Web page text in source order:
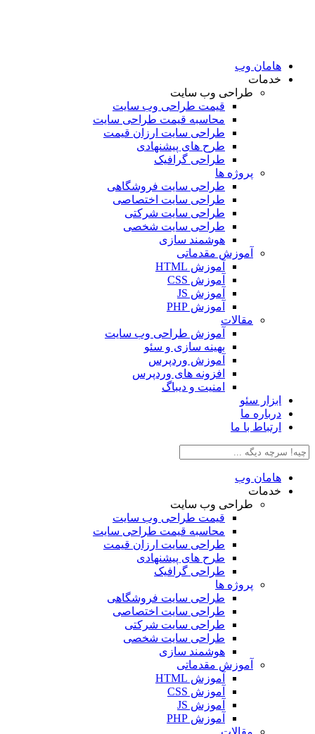
وب
طراحی وب سایت
قیمت طراحی وب سایت
محاسبه قیمت طراحی سایت
طراحی سایت ارزان قیمت
طرح های پیشنهادی
طراحی گرافیک
پروژه ها
طراحی سایت فروشگاهی
طراحی سایت اختصاصی
طراحی سایت شرکتی
طراحی سایت شخصی
هوشمند سازی
آموزش مقدماتی
آموزش HTML
آموزش CSS
آموزش JS
آموزش PHP
مقالات
آموزش طراحی وب سایت
بهینه سازی و سئو
آموزش وردپرس
افزونه های وردپرس
امنیت و دیباگ
سئو
ما
با ما
وب
طراحی وب سایت
قیمت طراحی وب سایت
محاسبه قیمت طراحی سایت
طراحی سایت ارزان قیمت
طرح های پیشنهادی
طراحی گرافیک
پروژه ها
طراحی سایت فروشگاهی
طراحی سایت اختصاصی
طراحی سایت شرکتی
طراحی سایت شخصی
هوشمند سازی
آموزش مقدماتی
آموزش HTML
آموزش CSS
آموزش JS
آموزش PHP
مقالات